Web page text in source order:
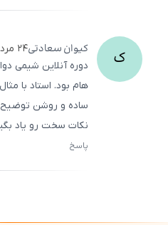
ک کیوانسعادتی۲۴ مرداد ۱۴۰۳
دوره آنلاین شیمی
‌هام بود. استاد با
ساده و روشن
نکات سخت رو یاد
پاسخ